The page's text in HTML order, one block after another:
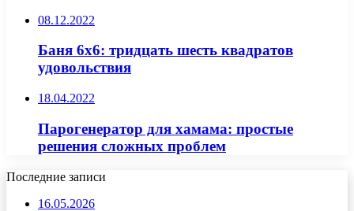
08.12.2022
Баня 6х6: тридцать шесть квадратов
удовольствия
18.04.2022
Парогенератор для хамама: простые
решения сложных проблем
Последние записи
16.05.2026